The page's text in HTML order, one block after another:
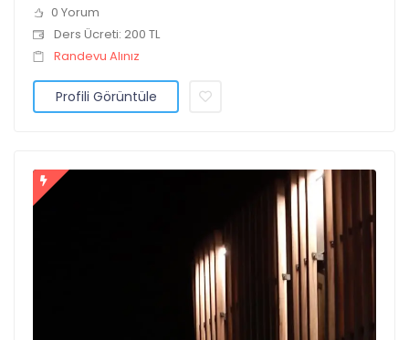
0 Yorum
Ders Ücreti: 200 TL
Randevu Alınız
Profili Görüntüle